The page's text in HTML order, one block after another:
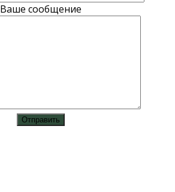
Ваше сообщение